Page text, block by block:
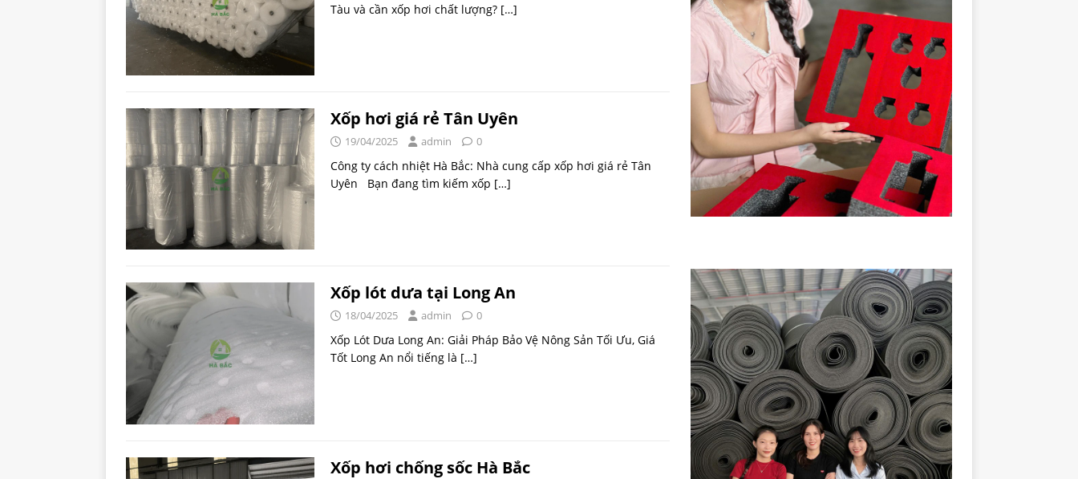
Tàu và cần xốp hơi chất lượng? […]
Xốp hơi giá rẻ Tân Uyên
19/04/2025 admin 0
Công ty cách nhiệt Hà Bắc: Nhà cung cấp xốp hơi giá rẻ Tân
Uyên Bạn đang tìm kiếm xốp […]
Xốp lót dưa tại Long An
18/04/2025 admin 0
Xốp Lót Dưa Long An: Giải Pháp Bảo Vệ Nông Sản Tối Ưu, Giá
Tốt Long An nổi tiếng là […]
Xốp hơi chống sốc Hà Bắc